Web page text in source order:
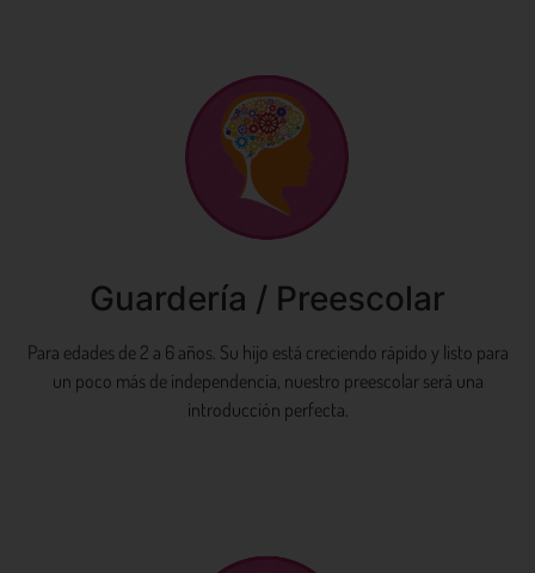
Guardería / Preescolar
Para edades de 2 a 6 años. Su hijo está creciendo rápido y listo para
un poco más de independencia, nuestro preescolar será una
introducción perfecta.